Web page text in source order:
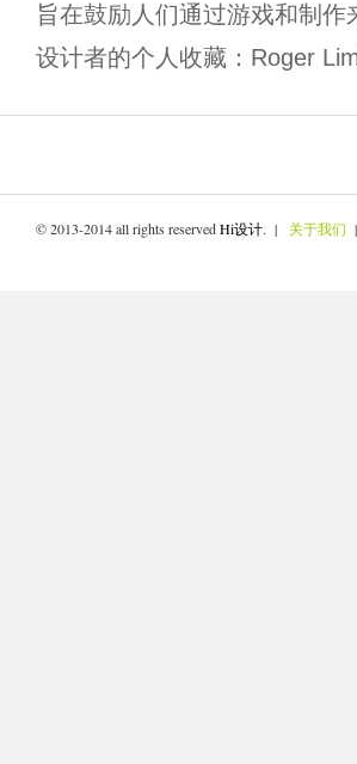
旨在鼓励人们通过游戏和制
设计者的个人收藏：Roger
© 2013-2014 all rights reservedHi设计. | 关于我们